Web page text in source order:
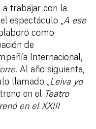
trabajar con la
espectáculo „ A ese
como
de
Internacional,
. Al año siguiente,
llamado „Leiva yo
en el Teatro
en el XXIII